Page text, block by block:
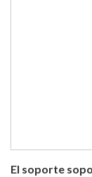
El soporte